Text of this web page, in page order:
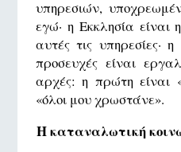
υπηρεσιών,
εγώ· η Εκκλησία είναι
αυτές τις υπηρεσίες·
προσευχές είναι
αρχές: η πρώτη είναι
«όλοι μου χρωστάνε».
Η καταναλωτική